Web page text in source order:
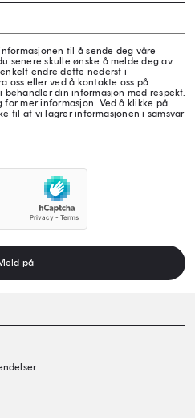
til å sende deg våre
senere skulle ønske å melde deg av
endre dette nederst i
oss eller ved å kontakte oss på
behandler din informasjon med respekt.
mer informasjon. Ved å klikke på
til at vi lagrer informasjonen i samsvar
på